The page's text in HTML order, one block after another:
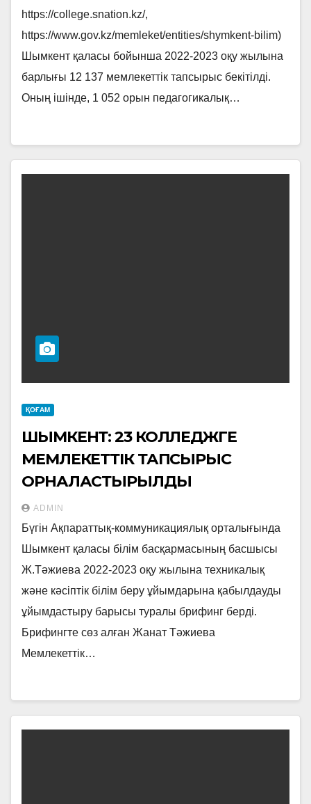
https://college.snation.kz/,
https://www.gov.kz/memleket/entities/shymkent-bilim)
Шымкент қаласы бойынша 2022-2023 оқу жылына
барлығы 12 137 мемлекеттік тапсырыс бекітілді.
Оның ішінде, 1 052 орын педагогикалық…
ҚОҒАМ
ШЫМКЕНТ: 23 КОЛЛЕДЖГЕ
МЕМЛЕКЕТТІК ТАПСЫРЫС
ОРНАЛАСТЫРЫЛДЫ
ADMIN
Бүгін Ақпараттық-коммуникациялық орталығында
Шымкент қаласы білім басқармасының басшысы
Ж.Тәжиева 2022-2023 оқу жылына техникалық
және кәсіптік білім беру ұйымдарына қабылдауды
ұйымдастыру барысы туралы брифинг берді.
Брифингте сөз алған Жанат Тәжиева
Мемлекеттік…